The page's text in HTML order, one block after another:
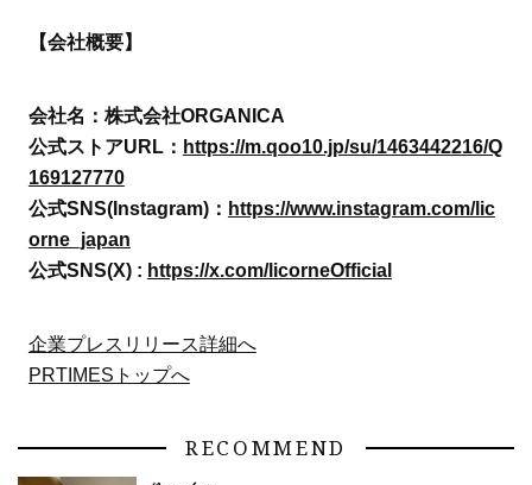
【会社概要】
会社名：株式会社ORGANICA
公式ストアURL： https://m.qoo10.jp/su/1463442216/Q
169127770
公式SNS(Instagram)： https://www.instagram.com/lic
orne_japan
公式SNS(X) : https://x.com/licorneOfficial
企業プレスリリース詳細へ
PRTIMESトップへ
RECOMMEND